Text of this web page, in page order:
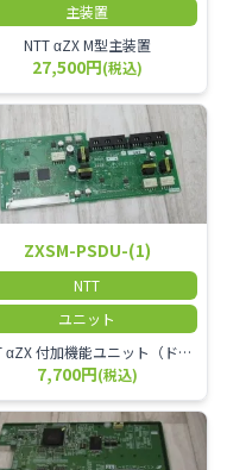
主装置
NTT αZX M型主装置
27,500円(税込)
ZXSM-PSDU-(1)
NTT
ユニット
NTT αZX 付加機能ユニット（ドアホンなど）
7,700円(税込)